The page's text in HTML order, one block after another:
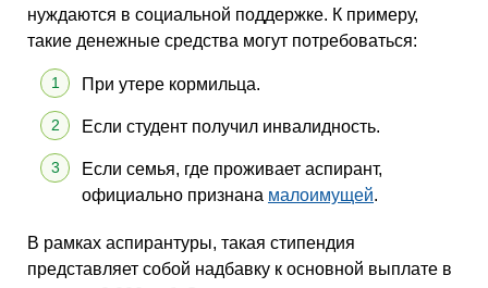
нуждаются в социальной поддержке. К примеру,
такие денежные средства могут потребоваться:
При утере кормильца.
Если студент получил инвалидность.
Если семья, где проживает аспирант,
официально признана малоимущей.
В рамках аспирантуры, такая стипендия
представляет собой надбавку к основной выплате в